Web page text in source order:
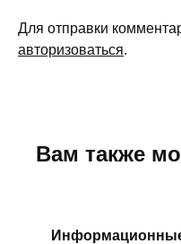
Для отправки
авторизоваться.
Вам также